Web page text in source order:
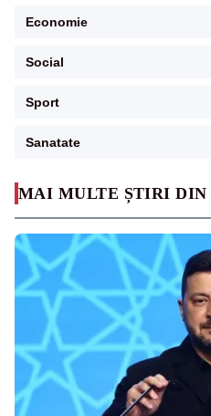
MAI MULTE ȘTIRI DIN
Economie
Social
Sport
Sanatate